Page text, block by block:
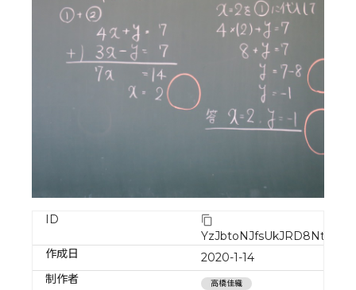
ID
YzJbtoNJfsUkJRD8NtdI
作成日
2020-1-14
制作者
高橋佳織